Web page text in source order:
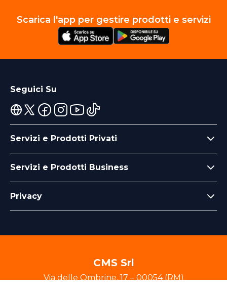
Scarica l'app per gestire prodotti e servizi
Seguici Su
Servizi e Prodotti Privati
Servizi e Prodotti Business
Privacy
CMS Srl
Via delle Ombrine, 17– 00054(RM)